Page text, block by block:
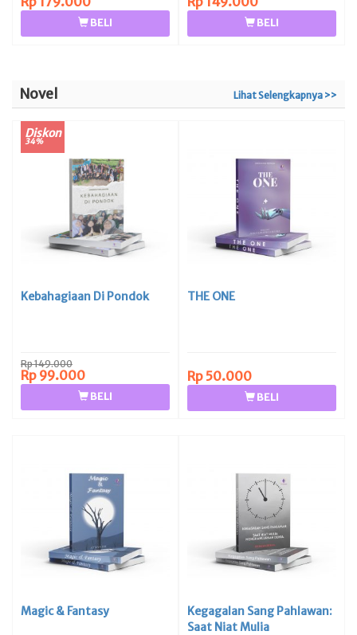
BELI BELI
Novel Lihat Selengkapnya >>
Diskon
34%
Kebahagiaan Di Pondok
Rp 149.000
Rp 99.000
BELI
THE ONE
Rp 50.000
BELI
Magic & Fantasy
Kegagalan Sang Pahlawan:
Saat Niat Mulia